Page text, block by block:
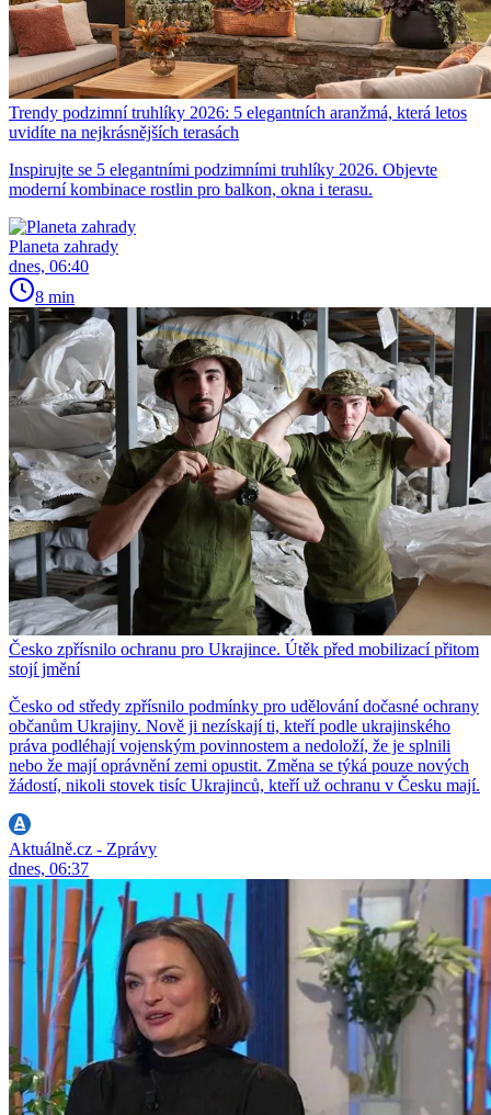
Trendy podzimní truhlíky 2026: 5 elegantních aranžmá, která letos
uvidíte na nejkrásnějších terasách
Inspirujte se 5 elegantními podzimními truhlíky 2026. Objevte
moderní kombinace rostlin pro balkon, okna i terasu.
Planeta zahrady
dnes, 06:40
8 min
Česko zpřísnilo ochranu pro Ukrajince. Útěk před mobilizací přitom
stojí jmění
Česko od středy zpřísnilo podmínky pro udělování dočasné ochrany
občanům Ukrajiny. Nově ji nezískají ti, kteří podle ukrajinského
práva podléhají vojenským povinnostem a nedoloží, že je splnili
nebo že mají oprávnění zemi opustit. Změna se týká pouze nových
žádostí, nikoli stovek tisíc Ukrajinců, kteří už ochranu v Česku mají.
Aktuálně.cz - Zprávy
dnes, 06:37